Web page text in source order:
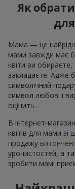
Як
Мама — це
мами завжди має
квіти ви обираєте,
закладаєте. Адже
символічний
символ любові і
оцінить.
В інтернет-
квітів для мами
продажу
урочистостей, а
зробити мамі